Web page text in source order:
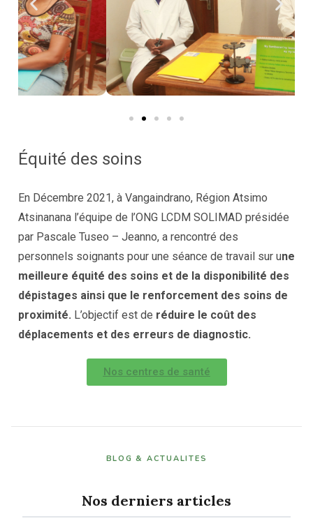
Équité des soins
En Décembre 2021, à Vangaindrano, Région Atsimo
Atsinanana l’équipe de l’ONG LCDM SOLIMAD présidée
par Pascale Tuseo – Jeanno, a rencontré des
personnels soignants pour une séance de travail sur une
meilleure équité des soins et de la disponibilité des
dépistages ainsi que le renforcement des soins de
proximité. L’objectif est de réduire le coût des
déplacements et des erreurs de diagnostic.
Nos centres de santé
BLOG & ACTUALITES
Nos derniers articles